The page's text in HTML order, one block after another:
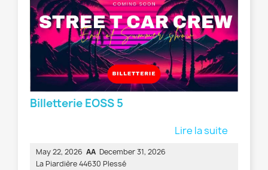
Billetterie EOSS 5
Lire la suite
May 22, 2026 AA December 31, 2026
La Piardière 44630 Plessé